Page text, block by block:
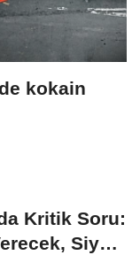
kokain
Kritik Soru:
Siyasi